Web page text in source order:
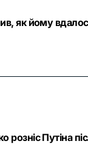
як йому
Путіна